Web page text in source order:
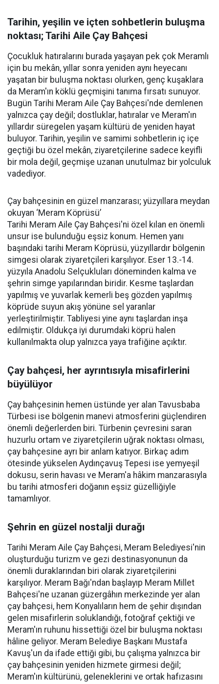
Tarihin, yeşilin ve içten sohbetlerin buluşma
noktası; Tarihi Aile Çay Bahçesi
Çocukluk hatıralarını burada yaşayan pek çok Meramlı
için bu mekân, yıllar sonra yeniden aynı heyecanı
yaşatan bir buluşma noktası olurken, genç kuşaklara
da Meram'ın köklü geçmişini tanıma fırsatı sunuyor.
Bugün Tarihi Meram Aile Çay Bahçesi'nde demlenen
yalnızca çay değil; dostluklar, hatıralar ve Meram'ın
yıllardır süregelen yaşam kültürü de yeniden hayat
buluyor. Tarihin, yeşilin ve samimi sohbetlerin iç içe
geçtiği bu özel mekân, ziyaretçilerine sadece keyifli
bir mola değil, geçmişe uzanan unutulmaz bir yolculuk
vadediyor.
Çay bahçesinin en güzel manzarası; yüzyıllara meydan
okuyan ‘Meram Köprüsü’
Tarihi Meram Aile Çay Bahçesi'ni özel kılan en önemli
unsur ise bulunduğu eşsiz konum. Hemen yanı
başındaki tarihi Meram Köprüsü, yüzyıllardır bölgenin
simgesi olarak ziyaretçileri karşılıyor. Eser 13.-14.
yüzyıla Anadolu Selçukluları döneminden kalma ve
şehrin simge yapılarından biridir. Kesme taşlardan
yapılmış ve yuvarlak kemerli beş gözden yapılmış
köprüde suyun akış yönüne sel yaranlar
yerleştirilmiştir. Tabliyesi yine aynı taşlardan inşa
edilmiştir. Oldukça iyi durumdaki köprü halen
kullanılmakta olup yalnızca yaya trafiğine açıktır.
Çay bahçesi, her ayrıntısıyla misafirlerini
büyülüyor
Çay bahçesinin hemen üstünde yer alan Tavusbaba
Türbesi ise bölgenin manevi atmosferini güçlendiren
önemli değerlerden biri. Türbenin çevresini saran
huzurlu ortam ve ziyaretçilerin uğrak noktası olması,
çay bahçesine ayrı bir anlam katıyor. Birkaç adım
ötesinde yükselen Aydınçavuş Tepesi ise yemyeşil
dokusu, serin havası ve Meram'a hâkim manzarasıyla
bu tarihi atmosferi doğanın eşsiz güzelliğiyle
tamamlıyor.
Şehrin en güzel nostalji durağı
Tarihi Meram Aile Çay Bahçesi, Meram Belediyesi'nin
oluşturduğu turizm ve gezi destinasyonunun da
önemli duraklarından biri olarak ziyaretçilerini
karşılıyor. Meram Bağı'ndan başlayıp Meram Millet
Bahçesi'ne uzanan güzergâhın merkezinde yer alan
çay bahçesi, hem Konyalıların hem de şehir dışından
gelen misafirlerin soluklandığı, fotoğraf çektiği ve
Meram'ın ruhunu hissettiği özel bir buluşma noktası
hâline geliyor. Meram Belediye Başkanı Mustafa
Kavuş'un da ifade ettiği gibi, bu çalışma yalnızca bir
çay bahçesinin yeniden hizmete girmesi değil;
Meram'ın kültürünü, geleneklerini ve ortak hafızasını